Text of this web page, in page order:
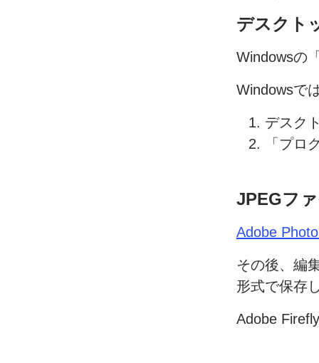
デスクト
Windowsの
Windowsで
デスク
「プロ
JPEGフ
Adobe
その後、 編
形式で保存
Adobe